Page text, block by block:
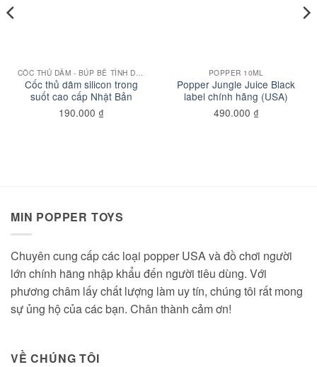
Cốc thủ dâm silicon trong
suốt cao cấp Nhật Bản
190.000 ₫
POPPER 10ML
Popper Jungle Juice Black
label chính hãng (USA)
490.000 ₫
MIN POPPER TOYS
Chuyên cung cấp các loại popper USA và đồ chơi người
lớn chính hãng nhập khẩu đến người tiêu dùng. Với
phương châm lấy chất lượng làm uy tín, chúng tôi rất mong
sự ủng hộ của các bạn. Chân thành cảm ơn!
VỀ CHÚNG TÔI